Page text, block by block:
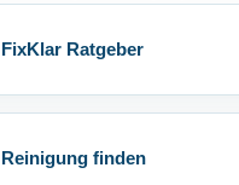
FixKlar Ratgeber
Reinigung finden